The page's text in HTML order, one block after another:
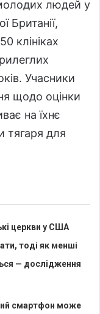
людей у
Британії,
клініках
Учасники
щодо оцінки
на їхнє
тягаря для
церкви у США
тоді як менші
— дослідження
смартфон може